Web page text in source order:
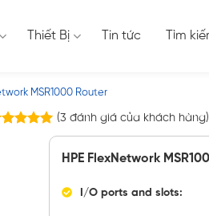
Thiết Bị Tin tức Tìm
MSR1000 Router
(3 đánh giá của khách hàng)
HPE FlexNetwork
I/O ports and slots: